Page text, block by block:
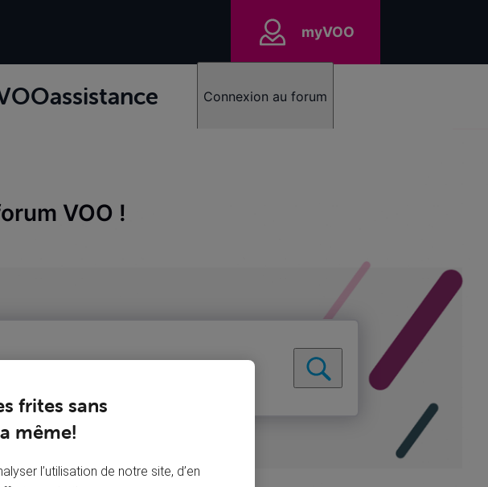
myVOO
Connexion au forum
VOO !
frites sans
même!
l’utilisation de notre site, d’en